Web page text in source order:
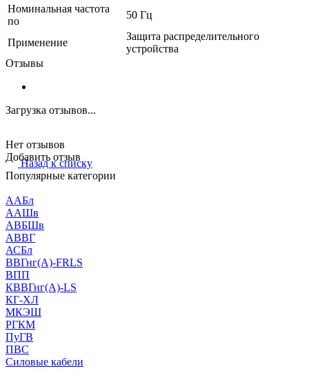
Номинальная частота
по
50 Гц
Применение
Защита распределительного
устройства
Отзывы
Загрузка отзывов...
Нет отзывов
Добавить отзыв
Назад к списку
Популярные категории
ААБл
ААШв
АВБШв
АВВГ
АСБл
ВВГнг(А)-FRLS
ВПП
КВВГнг(А)-LS
КГ-ХЛ
МКЭШ
РГКМ
ПуГВ
ПВС
Силовые кабели